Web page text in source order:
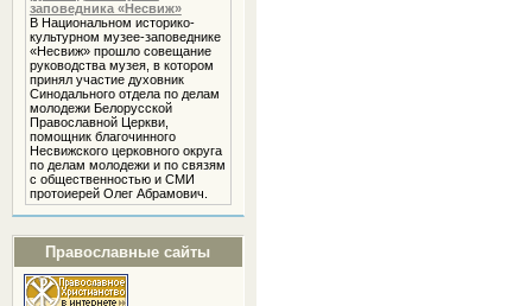
заповедника «Несвиж»
В Национальном историко-
культурном музее-заповеднике
«Несвиж» прошло совещание
руководства музея, в котором
принял участие духовник
Cинодального отдела по делам
молодежи Белорусской
Православной Церкви,
помощник благочинного
Несвижского церковного округа
по делам молодежи и по связям
с общественностью и СМИ
протоиерей Олег Абрамович.
Православные сайты